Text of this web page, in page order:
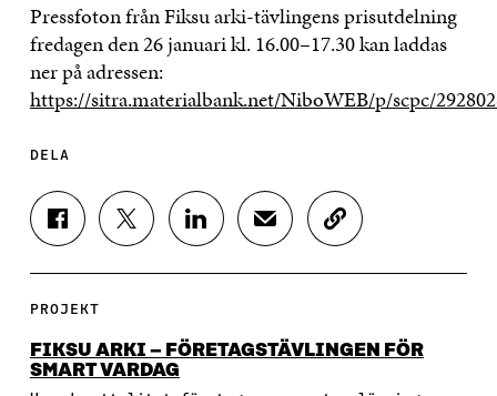
Pressfoton från Fiksu arki-tävlingens prisutdelning
fredagen den 26 januari kl. 16.00–17.30 kan laddas
ner på adressen:
https://sitra.materialbank.net/NiboWEB/p/scpc/
DELA
D
E
P
F
A
D
E
T
W
D
E
L
D
E
A
K
O
A
PROJEKT
FIKSU ARKI – FÖRETAGSTÄVLINGEN FÖR
SMART VARDAG